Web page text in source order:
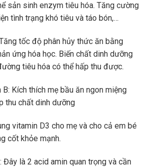
sản sinh enzym tiêu hóa. Tăng cường
tình trạng khó tiêu và táo bón,…
tốc độ phân hủy thức ăn bằng
ứng hóa học. Biến chất dinh dưỡng
tiêu hóa có thể hấp thu được.
Kích thích mẹ bầu ăn ngon miệng
thu chất dinh dưỡng
vitamin D3 cho mẹ và cho cả em bé
cốt khỏe mạnh.
Đây là 2 acid amin quan trọng và cần